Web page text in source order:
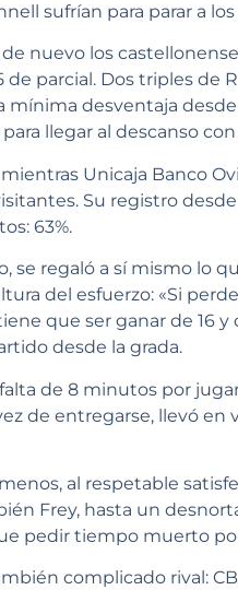
sufrían para parar a
nuevo los
parcial. Dos triples de
mínima desventaja
llegar al descanso
Unicaja Banco
Su registro
63%.
se regaló a sí mismo lo
del esfuerzo: «Si
que ser ganar de 16 y
desde la grada.
de 8 minutos por
de entregarse, llevó en
al respetable
Frey, hasta un
pedir tiempo muerto
complicado rival: